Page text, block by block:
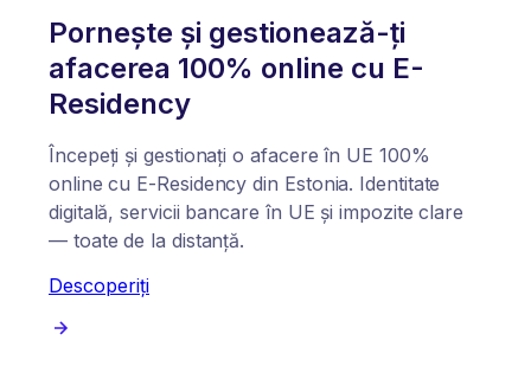
Pornește și gestionează-ți
afacerea 100% online cu E-
Residency
Începeți și gestionați o afacere în UE 100%
online cu E-Residency din Estonia. Identitate
digitală, servicii bancare în UE și impozite clare
— toate de la distanță.
Descoperiți